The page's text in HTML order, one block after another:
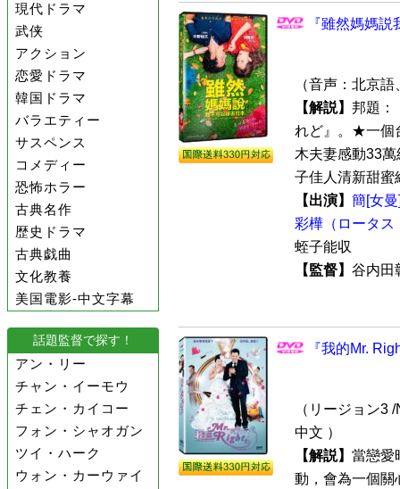
現代ドラマ
武侠
アクション
恋愛ドラマ
韓国ドラマ
バラエティー
サスペンス
コメディー
恐怖ホラー
古典名作
歴史ドラマ
古典戯曲
文化教養
美国電影-中文字幕
話題監督で探す！
アン・リー
チャン・イーモウ
チェン・カイコー
フォン・シャオガン
ツイ・ハーク
ウォン・カーウァイ
『雖然媽媽
（音声：北京
【解説】 邦題：
れど』。★一個
木夫妻感動33
子佳人清新甜蜜
【出演】 簡[女
彩樺（ロータス
蛭子能収
【監督】 谷内
『我的Mr.
（リージョン3
中文 ）
【解説】 當戀愛
動，會為一個關